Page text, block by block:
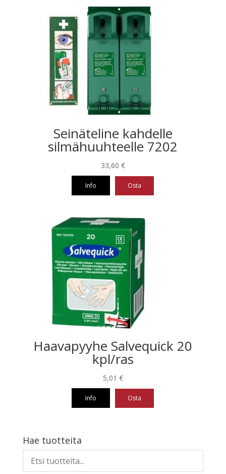
Seinäteline kahdelle
silmähuuhteelle 7202
33,60 €
Info Osta
Haavapyyhe Salvequick 20
kpl/ras
5,01 €
Info Osta
Hae tuotteita